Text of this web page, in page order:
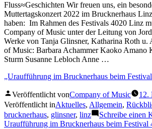
Fluss≈Geschichten Wir freuen uns, ein
Muttertagskonzert 2022 im Brucknerhaus
haben: Im Rahmen des Festivals 4020 Linz
Company of Music unter der Leitung von
Werke von Tanja Glinsner, Katharina Roth
of Music: Barbara Achammer Kaoko Amano
Sturm Susanne Lebloch Anne …
„Uraufführung im Brucknerhaus beim
Veröffentlicht vonCompany of Music
12.
Veröffentlicht inAktuelles, Allgemein,
brucknerhaus, glinsner, linz Schreibe einen
Uraufführung im Brucknerhaus beim Festival